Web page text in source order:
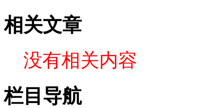
相关文章
没有相关内容
栏目导航